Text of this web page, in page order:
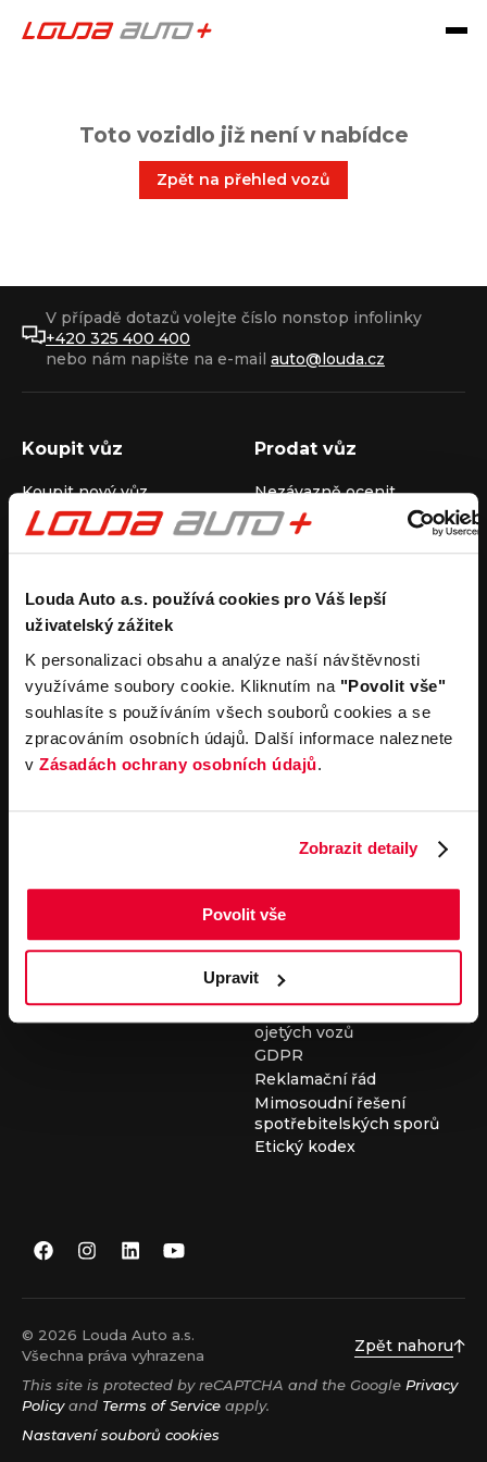
Louda Auto a.s. používá cookies pro Váš lepší
uživatelský zážitek
K personalizaci obsahu a analýze naší návštěvnosti
využíváme soubory cookie. Kliknutím na "Povolit vše"
souhlasíte s používáním všech souborů cookies a se
zpracováním osobních údajů. Další informace naleznete
v Zásadách ochrany osobních údajů.
Zobrazit detaily
Povolit vše
Upravit
Toto vozidlo již není v nabídce
Zpět na přehled vozů
V případě dotazů volejte číslo nonstop infolinky
+420 325 400 400
nebo nám napište na e-mail auto@louda.cz
Koupit vůz
Koupit nový vůz
Koupit ojetý vůz
Koupit užitkový vůz
Prodat vůz
Nezávazně ocenit
Průběh výkupu vozu
Pronájem
Carsharing
Autopůjčovna
Operativní leasing
Společnost
Louda Auto+ Poděbrady
Obytné vozy
Novinky
Kariéra
Servisní služby
Servis
Důležité odkazy
Cookies
Všeobecné obchodní
podmínky pro online
vozidel
Všeobecné obchodní
podmínky pro provádění
servisních prací
Všeobecné obchodní
podmínky při nákupu
ojetých vozů
GDPR
Reklamační řád
Mimosoudní řešení
spotřebitelských sporů
Etický kodex
© 2026 Louda Auto a.s.
Všechna práva vyhrazena
Zpět nahoru
This site is protected by reCAPTCHA and the Google Privacy
Policyand Terms of Service apply.
Nastavení souborů cookies